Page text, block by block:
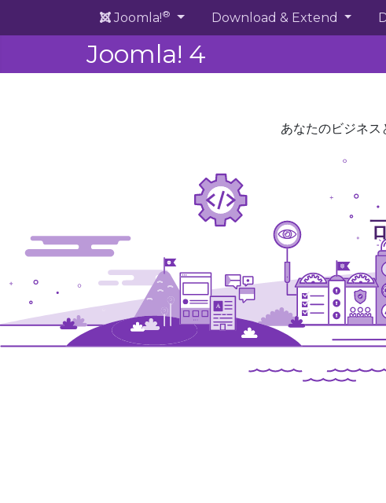
Joomla!® Download & Extend
Joomla! 4
あなたのビジネス